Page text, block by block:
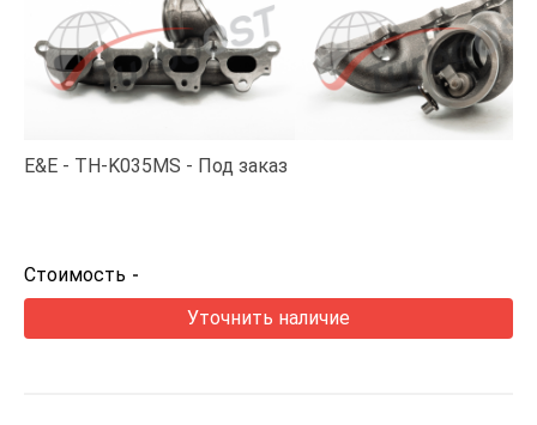
E&E TH-K035MS Под заказ
Стоимость -
Уточнить наличие